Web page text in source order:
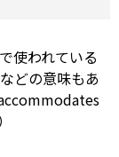
使われている
どの意味もあ